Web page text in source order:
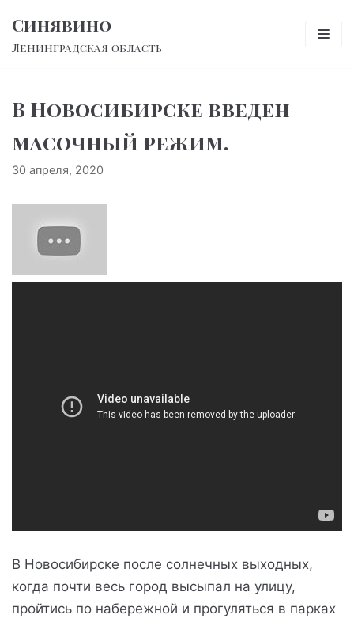
Перейти
к
Синявино
Ленинградская область
В Новосибирске введен
масочный режим.
30 апреля, 2020
В Новосибирске после солнечных выходных,
когда почти весь город высыпал на улицу,
пройтись по набережной и прогуляться в парках